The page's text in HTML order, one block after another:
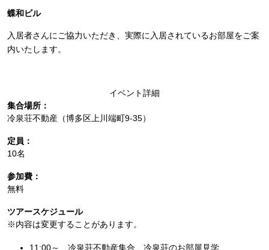
蝶和ビル
入居者さんにご協力いただき、実際に入居されているお部屋をご案
内いたします。
イベント詳細
集合場所：
冷泉荘不動産（博多区上川端町9-35）
定員：
10名
参加費：
無料
ツアースケジュール
※内容は変更することがあります。
11:00～ 冷泉荘不動産集合、冷泉荘のお部屋見学